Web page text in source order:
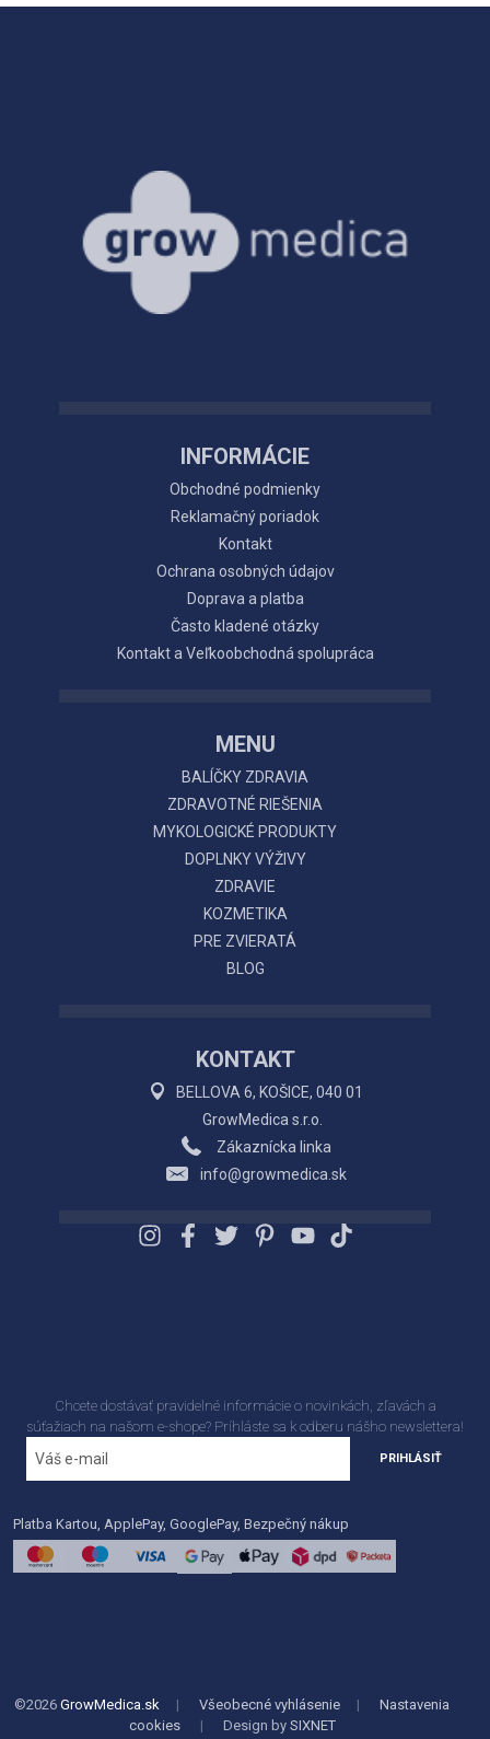
INFORMÁCIE
Obchodné podmienky
Reklamačný poriadok
Kontakt
Ochrana osobných údajov
Doprava a platba
Často kladené otázky
Kontakt a Veľkoobchodná spolupráca
MENU
BALÍČKY ZDRAVIA
ZDRAVOTNÉ RIEŠENIA
MYKOLOGICKÉ PRODUKTY
DOPLNKY VÝŽIVY
ZDRAVIE
KOZMETIKA
PRE ZVIERATÁ
BLOG
KONTAKT
BELLOVA 6, KOŠICE, 040 01
GrowMedica s.r.o.
Zákaznícka linka
info@growmedica.sk
Chcete dostávať pravidelné informácie o novinkách, zľavách a
súťažiach na našom e-shope? Príhláste sa k odberu nášho newslettera!
PRIHLÁSIŤ
Platba Kartou, ApplePay, GooglePay, Bezpečný nákup
©2026 GrowMedica.sk | Všeobecné vyhlásenie |
Nastavenia
cookies
| Design by SIXNET